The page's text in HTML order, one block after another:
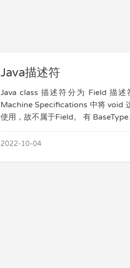
Java描述符
Java class 描述符分为 Field 描
Machine Specifications 中将 void
使用，故不属于Field。 有
2022-10-04